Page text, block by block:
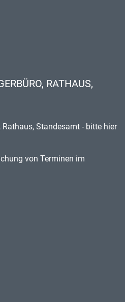
RATHAUS,
Standesamt - bitte hier
von Terminen im